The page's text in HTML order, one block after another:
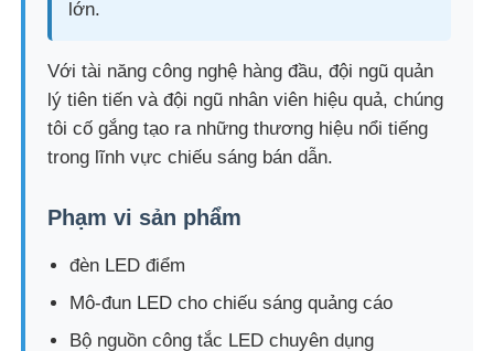
lớn.
Với tài năng công nghệ hàng đầu, đội ngũ quản
lý tiên tiến và đội ngũ nhân viên hiệu quả, chúng
tôi cố gắng tạo ra những thương hiệu nổi tiếng
trong lĩnh vực chiếu sáng bán dẫn.
Phạm vi sản phẩm
đèn LED điểm
Mô-đun LED cho chiếu sáng quảng cáo
Bộ nguồn công tắc LED chuyên dụng